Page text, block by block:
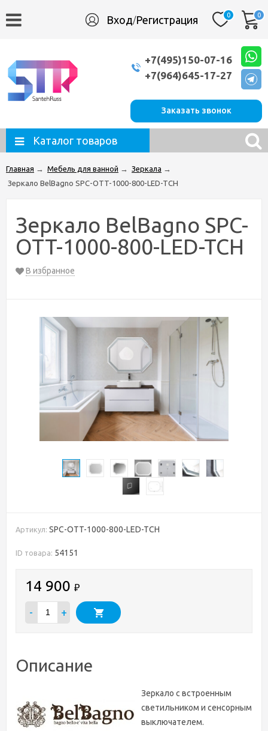
Вход/Регистрация 0 0
+7(495)150-07-16
+7(964)645-17-27
Заказать звонок
Каталог товаров
Главная → Мебель для ванной → Зеркала →
Зеркало BelBagno SPC-OTT-1000-800-LED-TCH
Зеркало BelBagno SPC-
OTT-1000-800-LED-TCH
В избранное
Артикул: SPC-OTT-1000-800-LED-TCH
ID товара: 54151
14 900 ₽
- +
Описание
Зеркало с встроенным
светильником и сенсорным
выключателем.